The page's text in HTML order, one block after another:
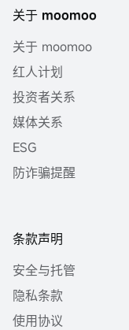
关于 moomoo
关于 moomoo
红人计划
投资者关系
媒体关系
ESG
防诈骗提醒
条款声明
安全与托管
隐私条款
使用协议